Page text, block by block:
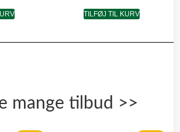
TILFØJ TIL KURV
mange tilbud >>